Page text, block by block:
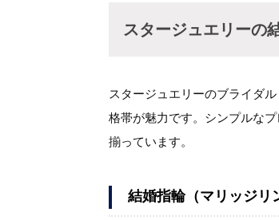
スタージュエリーの
スタージュエリーのブライダ
格帯が魅力です。シンプルな
揃っています。
結婚指輪（マリッジリ